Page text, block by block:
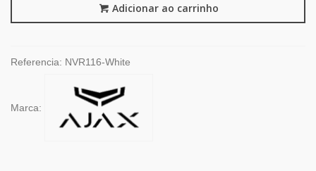
Adicionar ao carrinho
Referencia: NVR116-White
Marca: